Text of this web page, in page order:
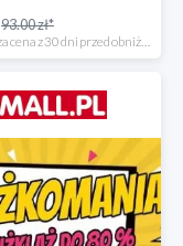
93.00 zł*
*najniższa cena z 30 dni przed obniżką